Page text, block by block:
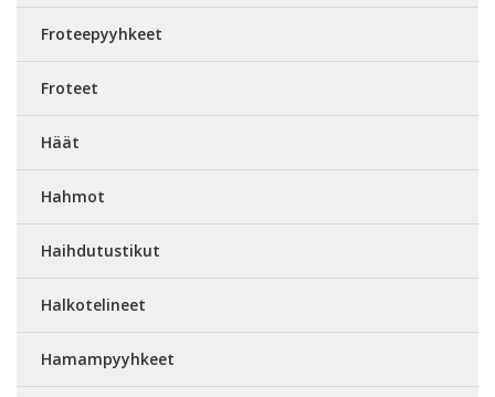
Froteepyyhkeet
Froteet
Häät
Hahmot
Haihdutustikut
Halkotelineet
Hamampyyhkeet